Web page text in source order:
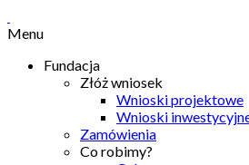
Menu
Fundacja
Złóż wniosek
Wnioski projektowe
Wnioski
Zamówienia
Co robimy?